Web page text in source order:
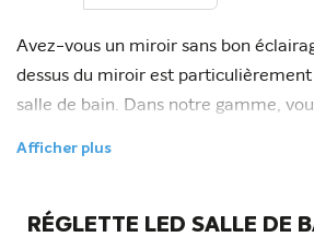
Avez-vous un miroir sans bon
dessus du miroir est
salle de bain. Dans notre gamme,
formes. Grâce aux LED intégrées,
Afficher plus
RÉGLETTE LED SALLE DE